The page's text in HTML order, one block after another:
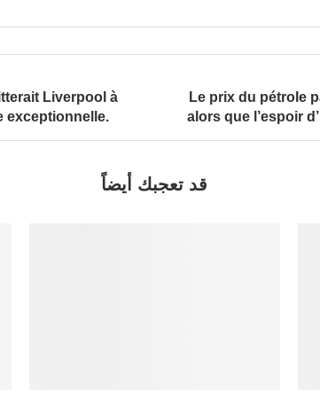
Liverpool à
exceptionnelle.
Le prix du pétrole
alors que l’espoir
قد تعجبك أيضاً